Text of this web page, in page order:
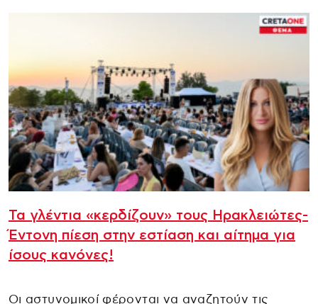
Τα γλέντια «κερδίζουν» τους Ηρακλειώτες-
Έντονη πίεση στην εστίαση και αίτημα για
ίσους κανόνες!
Οι αστυνομικοί φέρονται να αναζητούν τις